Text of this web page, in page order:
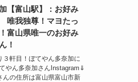
【富山駅】：お好み
唯我独尊！マヨたっ
富山県唯一のお好み
！
３軒目！ぼてやん多奈加に
やん多奈加さんInstagram⇓
んの住所は富山県富山市新